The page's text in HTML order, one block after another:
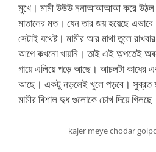
মুখে। মামী উউউ ননাআআআআ করে
মাতালের মত। যেন তার জয় হয়েছে
সেটাই যথেষ্ট। মামীর আর মাথা তুলে
আগে কখনো খায়নি। তাই এই অল্পতেই
গায়ে এলিয়ে পড়ে আছে। আচলটা কাধের
আছে। একটু নড়লেই খুলে পড়বে। সুব্রত
মামীর বিশাল দুধ গুলোকে চোখ দিয়ে
kajer meye chodar